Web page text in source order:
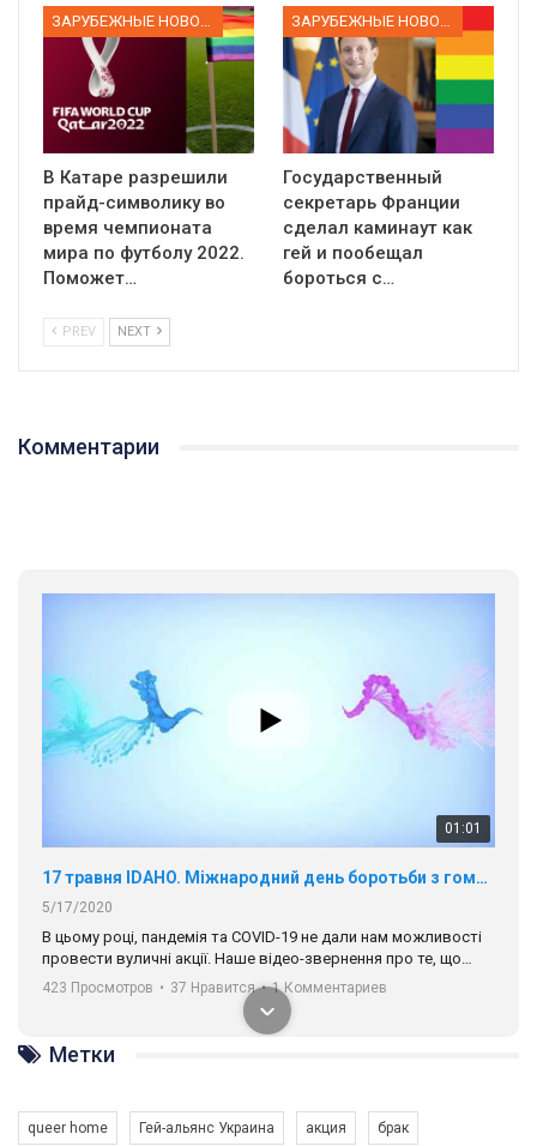
ЗАРУБЕЖНЫЕ НОВОСТИ
В Катаре разрешили
прайд-символику во
время чемпионата
мира по футболу 2022.
Поможет…
ЗАРУБЕЖНЫЕ НОВОСТИ
Государственный
секретарь Франции
сделал каминаут как
гей и пообещал
бороться с…
PREV NEXT
Комментарии
01:01
17 травня IDAHO. Міжнародний день боротьби з гомофобією трансфобією і біфобія.
5/17/2020
В цьому році, пандемія та COVІD-19 не дали нам можливості
провести вуличні акції. Наше відео-звернення про те, що
навіть коли ми у різних містах та не можемо зустрінеться, ми
разом. Ми закликаємо всіх хто поділяє цінності рівності та
солідарності, приєднатися до нас. Регіональні підрозділи
ГАУ є в 16 областях України.
Разом наш голос лунає гучніше!
423 Просмотров • 37 Нравится • 1 Комментариев
Метки
queer home Гей-альянс Украина акция брак